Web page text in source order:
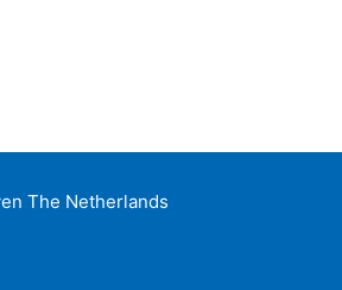
The Netherlands